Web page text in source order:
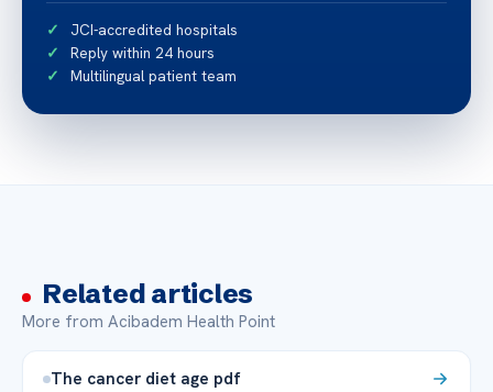
JCI-accredited hospitals
Reply within 24 hours
Multilingual patient team
Related articles
More from Acibadem Health Point
The cancer diet age pdf